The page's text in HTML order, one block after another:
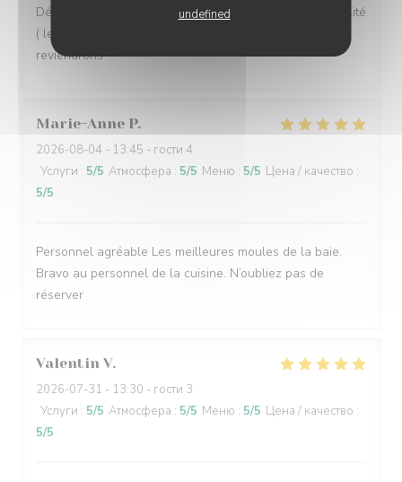
undefined
Déjeuner en terrasse très agréable et des plats de qualité
( les moules sont extra), un service rapide, nous
reviendrons
Marie-Anne P
2026-08-04 - 13:45 - гости 4
Услуги : 5/5 Атмосфера : 5/5 Меню : 5/5 Цена / качество :
5/5
Personnel agréable Les meilleures moules de la baie.
Bravo au personnel de la cuisine. N’oubliez pas de
réserver
Valentin V
2026-07-31 - 13:30 - гости 3
Услуги : 5/5 Атмосфера : 5/5 Меню : 5/5 Цена / качество :
5/5